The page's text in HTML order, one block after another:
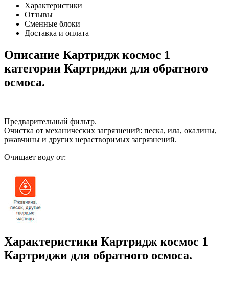
Характеристики
Отзывы
Сменные блоки
Доставка и оплата
Описание Картридж космос 1
категории Картриджи для обратного
осмоса.
Предварительный фильтр.
Очистка от механических загрязнений: песка, ила, окалины,
ржавчины и других нерастворимых загрязнений.
Очищает воду от:
Характеристики Картридж космос 1
Картриджи для обратного осмоса.